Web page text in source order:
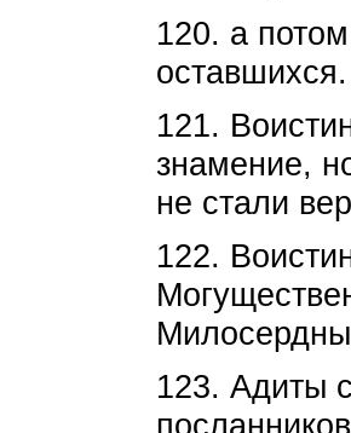
120. а
оставшихся.
121.
знамение,
не стали
122.
123. Адиты